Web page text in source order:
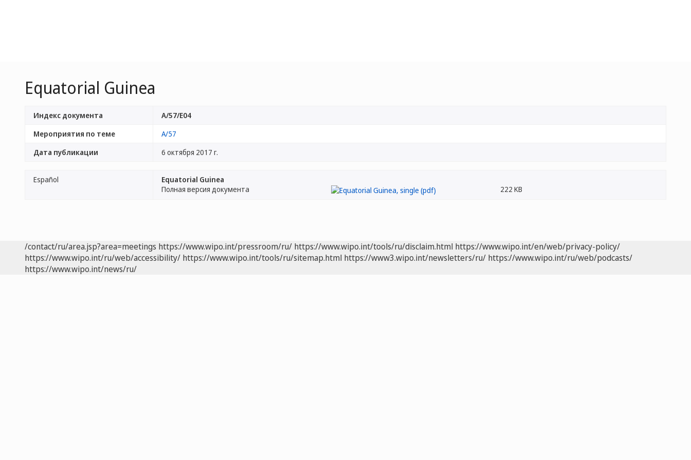
Equatorial Guinea
Индекс документа
A/57/E04
Мероприятия по теме
A/57
Дата публикации
6 октября 2017 г.
Español
Equatorial Guinea
Полная версия документа
222 KB
/contact/ru/area.jsp?area=meetings https://www.wipo.int/pressroom/ru/ https://www.wipo.int/tools/ru/disclaim.html https://www.wipo.int/en/web/privacy-policy/
https://www.wipo.int/ru/web/accessibility/ https://www.wipo.int/tools/ru/sitemap.html https://www3.wipo.int/newsletters/ru/ https://www.wipo.int/ru/web/podcasts/
https://www.wipo.int/news/ru/